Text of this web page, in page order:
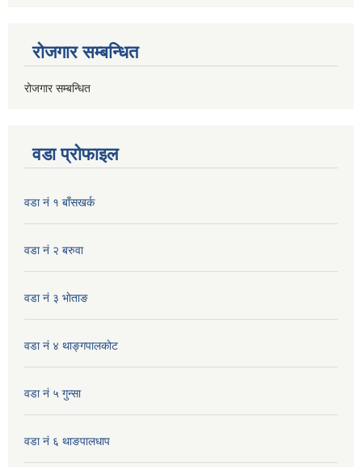
रोजगार सम्बन्धित
रोजगार सम्बन्धित
वडा प्रोफाइल
वडा नं १ बाँसखर्क
वडा नं २ बरुवा
वडा नं ३ भाेताङ
वडा नं ४ थाङ्गपालकाेट
वडा नं ५ गुन्सा
वडा नं ६ थाङपालधाप